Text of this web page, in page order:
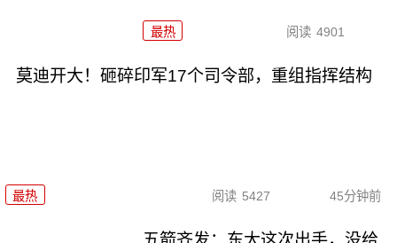
最热 阅读 4901
莫迪开大！砸碎印军17个司令部，重组指挥结构
最热 阅读 5427 45分钟前